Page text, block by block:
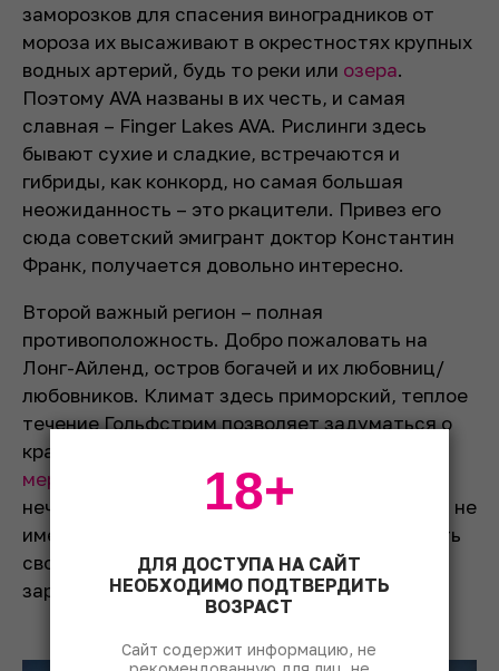
заморозков для спасения виноградников от
мороза их высаживают в окрестностях крупных
водных артерий, будь то реки или озера.
Поэтому AVA названы в их честь, и самая
славная – Finger Lakes AVA. Рислинги здесь
бывают сухие и сладкие, встречаются и
гибриды, как конкорд, но самая большая
неожиданность – это ркацители. Привез его
сюда советский эмигрант доктор Константин
Франк, получается довольно интересно.
Второй важный регион – полная
противоположность. Добро пожаловать на
Лонг-Айленд, остров богачей и их любовниц/
любовников. Климат здесь приморский, теплое
течение Гольфстрим позволяет задуматься о
красных сортах, и лучше всего получаются
мерло
каберне фран . Стоят они здесь
нечеловеческих денег, но проблем со сбытом не
имеют: гордые ньюйоркцы готовы поддержать
своего производителя честно или не очень
заработанным долларом, а иногда и сотней.
ДЛЯ ДОСТУПА НА САЙТ
НЕОБХОДИМО ПОДТВЕРДИТЬ
ВОЗРАСТ
Сайт содержит информацию, не
18+